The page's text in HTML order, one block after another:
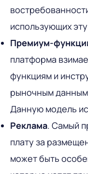
использующих
Премиум-
платформа
функциям и
рыночным
Данную модель
Реклама. Самый
плату за
может быть